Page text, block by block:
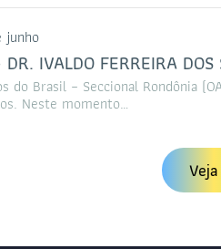
junho
IVALDO FERREIRA DOS
do Brasil – Seccional Rondônia
Neste momento…